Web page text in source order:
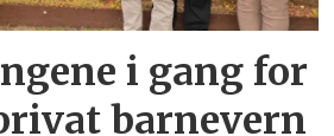
i gang for
barnevern